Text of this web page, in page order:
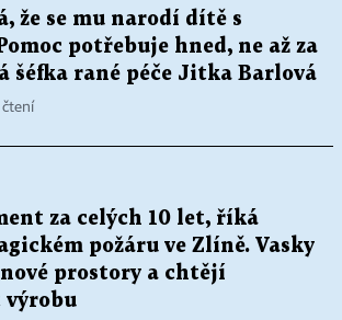
že se mu narodí dítě s
potřebuje hned, ne až za
šéfka rané péče Jitka Barlová
čtení
za celých 10 let, říká
požáru ve Zlíně. Vasky
prostory a chtějí
výrobu